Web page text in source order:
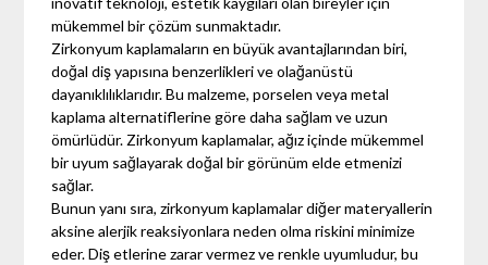
mükemmel bir çözüm sunmaktadır.
Zirkonyum kaplamaların en büyük avantajlarından biri,
doğal diş yapısına benzerlikleri ve olağanüstü
dayanıklılıklarıdır. Bu malzeme, porselen veya metal
kaplama alternatiflerine göre daha sağlam ve uzun
ömürlüdür. Zirkonyum kaplamalar, ağız içinde mükemmel
bir uyum sağlayarak doğal bir görünüm elde etmenizi
sağlar.
Bunun yanı sıra, zirkonyum kaplamalar diğer materyallerin
aksine alerjik reaksiyonlara neden olma riskini minimize
eder. Diş etlerine zarar vermez ve renkle uyumludur, bu